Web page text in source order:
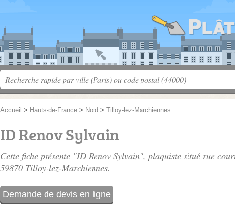
Accueil > Hauts-de-France > Nord > Tilloy-lez-Marchiennes
ID Renov Sylvain
Cette fiche présente "ID Renov Sylvain", plaquiste situé rue
59870 Tilloy-lez-Marchiennes.
Demande de devis en ligne